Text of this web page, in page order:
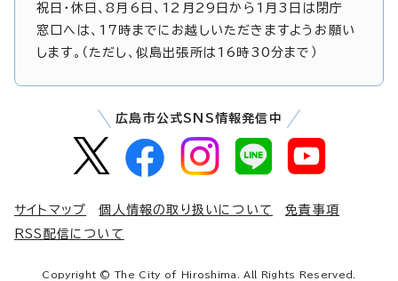
祝日・休日、8月6日、12月29日から1月3日は閉庁
窓口へは、17時までにお越しいただきますようお願い
します。（ただし、似島出張所は16時30分まで）
広島市公式SNS情報発信中
サイトマップ 個人情報の取り扱いについて
免責事項
RSS配信について
Copyright © The City of Hiroshima. All Rights Reserved.